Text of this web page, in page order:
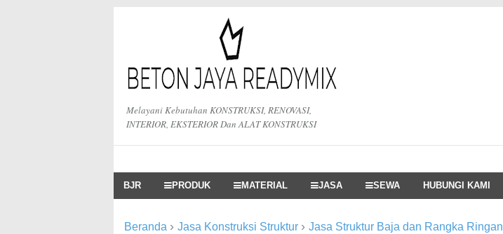
Melayani Kebutuhan KONSTRUKSI, RENOVASI,
INTERIOR, EKSTERIOR Dan ALAT KONSTRUKSI
BJR PRODUK MATERIAL JASA SEWA HUBUNGI KAMI
Beranda › Jasa Konstruksi Struktur › Jasa Struktur Baja dan Rangka Ringan